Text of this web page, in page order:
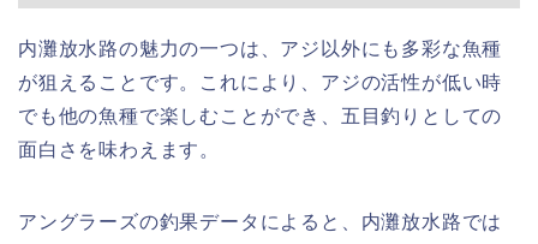
内灘放水路の魅力の一つは、アジ以外にも多彩な魚種
が狙えることです。これにより、アジの活性が低い時
でも他の魚種で楽しむことができ、五目釣りとしての
面白さを味わえます。
アングラーズの釣果データによると、内灘放水路では